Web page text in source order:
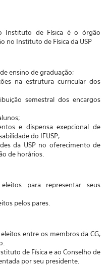
Instituto de Física é o órgão
no Instituto de Física da USP
ensino de graduação;
na estrutura curricular dos
semestral dos encargos
e dispensa exepcional de
do IFUSP;
da USP no oferecimento de
de horários.
para representar seus
pelos pares.
entre os membros da CG,
de Física e ao Conselho de
por seu presidente.